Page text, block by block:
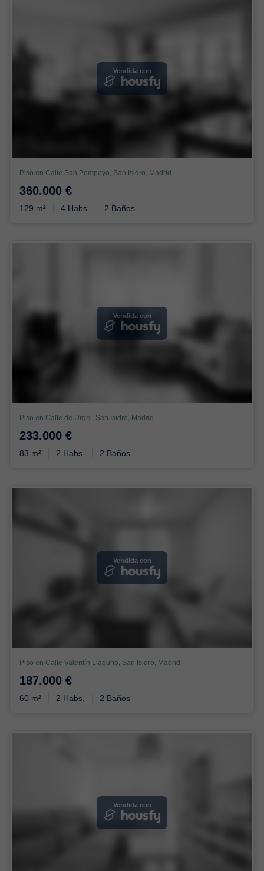
Vendida con
Piso en Calle San Pompeyo, San Isidro, Madrid
360.000 €
129 m² 4 Habs. 2 Baños
Vendida con
Piso en Calle de Urgel, San Isidro, Madrid
233.000 €
83 m² 2 Habs. 2 Baños
Vendida con
Piso en Calle Valentín Llaguno, San Isidro, Madrid
187.000 €
60 m² 2 Habs. 2 Baños
Vendida con